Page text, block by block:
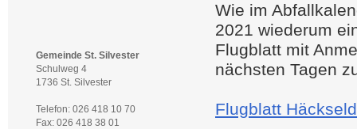
Gemeinde St. Silvester
Schulweg 4
1736 St. Silvester
Telefon: 026 418 10 70
Fax: 026 418 38 01
Wie im
2021 wiederum
Flugblatt mit
nächsten Tagen
Flugblatt